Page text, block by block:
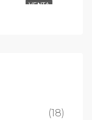
VENTA
(18)